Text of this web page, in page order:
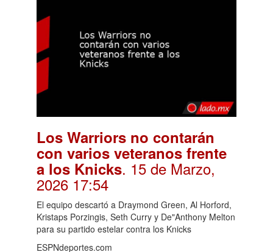
Los Warriors no contarán
con varios veteranos frente
a los Knicks. 15 de Marzo,
2026 17:54
El equipo descartó a Draymond Green, Al Horford,
Kristaps Porzingis, Seth Curry y De"Anthony Melton
para su partido estelar contra los Knicks
ESPNdeportes.com